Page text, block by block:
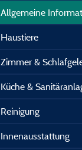
Allgemeine
Haustiere
Zimmer &
Küche &
Reinigung
Innenausstattung